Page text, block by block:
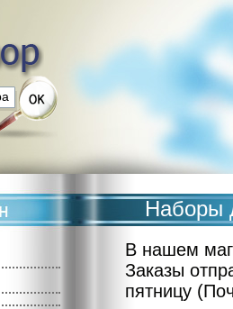
Наборы
В нашем
Заказы
пятницу